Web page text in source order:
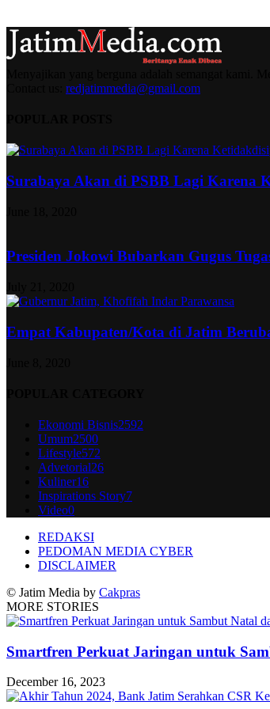
redjatimmedia@gmail.com
Surabaya Akan di PSBB Lagi Karena
Presiden Jokowi Bubarkan Gugus
Empat Kabupaten/Kota di Jatim
Ekonomi Bisnis2592
Umum2500
Lifestyle572
Advetorial26
Kuliner16
Inspirations Story7
Video0
REDAKSI
PEDOMAN MEDIA CYBER
DISCLAIMER
© Jatim Media by Cakpras
MORE STORIES
Smartfren Perkuat Jaringan untuk
December 16, 2023